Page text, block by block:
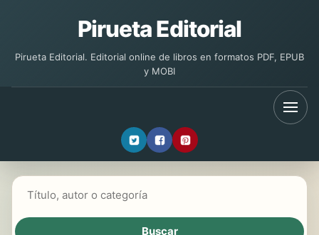
Pirueta Editorial
Pirueta Editorial. Editorial online de libros en formatos PDF, EPUB
y MOBI